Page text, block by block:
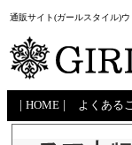
通販サイト(ガールスタイル)
HOME よくある